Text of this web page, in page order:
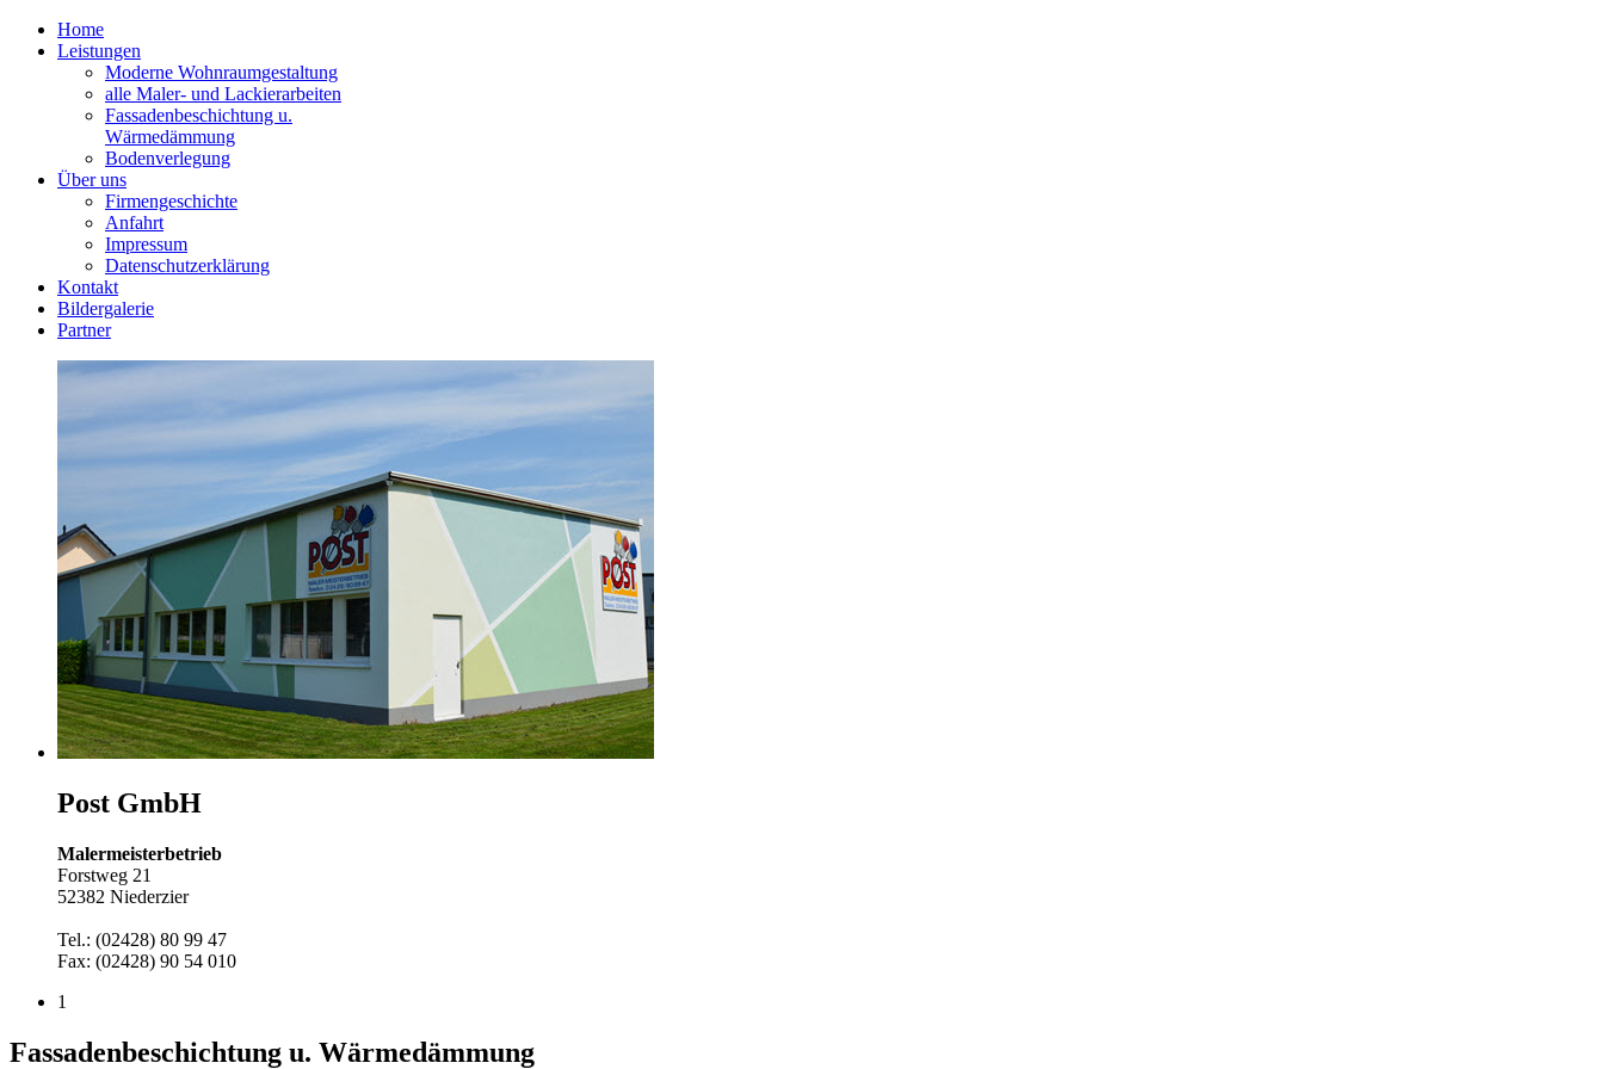
Home
Leistungen
Moderne Wohnraumgestaltung
alle Maler- und Lackierarbeiten
Fassadenbeschichtung u.
Wärmedämmung
Bodenverlegung
Über uns
Firmengeschichte
Anfahrt
Impressum
Datenschutzerklärung
Kontakt
Bildergalerie
Partner
Post GmbH
Malermeisterbetrieb
Forstweg 21
52382 Niederzier
Tel.: (02428) 80 99 47
Fax: (02428) 90 54 010
1
Fassadenbeschichtung u. Wärmedämmung